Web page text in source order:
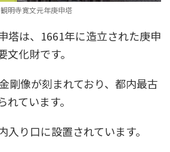
観明寺寛文元年庚申塔
塔は、1661年に造立された庚申
化財です。
剛像が刻まれており、都内最古
ています。
入り口に設置されています。